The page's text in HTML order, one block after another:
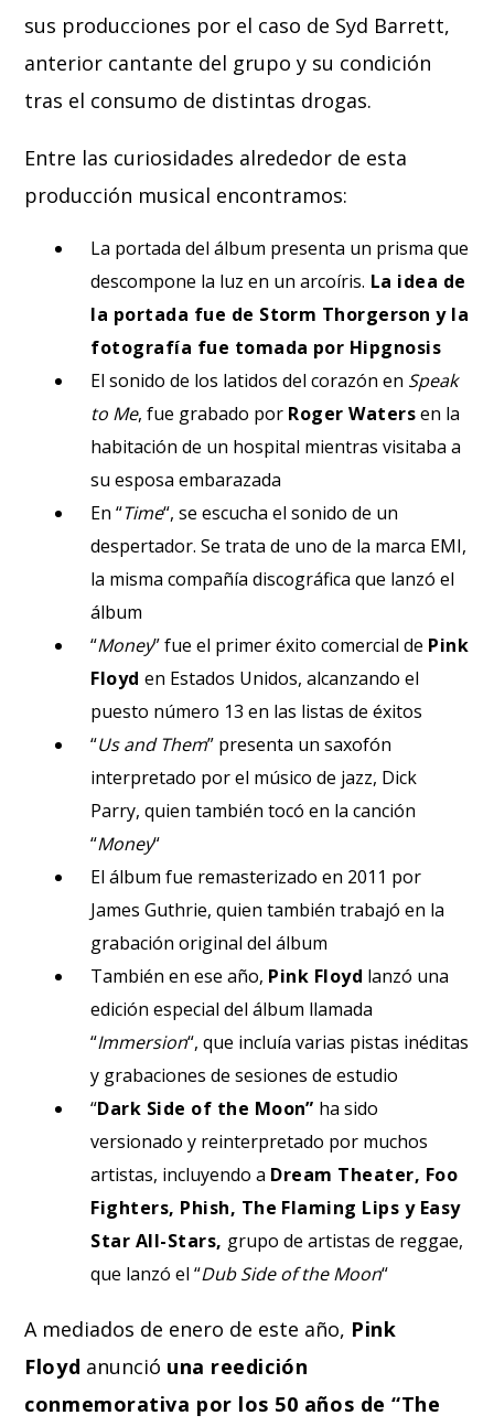
sus producciones por el caso de Syd Barrett,
anterior cantante del grupo y su condición
tras el consumo de distintas drogas.
Entre las curiosidades alrededor de esta
producción musical encontramos:
La portada del álbum presenta un prisma que
descompone la luz en un arcoíris. La idea de
la portada fue de Storm Thorgerson y la
fotografía fue tomada por Hipgnosis
El sonido de los latidos del corazón en Speak
to Me, fue grabado por Roger Watersen la
habitación de un hospital mientras visitaba a
su esposa embarazada
En “Time“, se escucha el sonido de un
despertador. Se trata de uno de la marca EMI,
la misma compañía discográfica que lanzó el
álbum
“Money” fue el primer éxito comercial de Pink
Floyden Estados Unidos, alcanzando el
puesto número 13 en las listas de éxitos
“Us and Them” presenta un saxofón
interpretado por el músico de jazz, Dick
Parry, quien también tocó en la canción
“Money“
El álbum fue remasterizado en 2011 por
James Guthrie, quien también trabajó en la
grabación original del álbum
También en ese año, Pink Floyd lanzó una
edición especial del álbum llamada
“Immersion“, que incluía varias pistas inéditas
y grabaciones de sesiones de estudio
“Dark Side of the Moon” ha sido
versionado y reinterpretado por muchos
artistas, incluyendo a Dream Theater, Foo
Fighters, Phish, The Flaming Lips y Easy
Star All-Stars, grupo de artistas de reggae,
que lanzó el “Dub Side of the Moon“
A mediados de enero de este año, Pink
Floyd anunció una reedición
conmemorativa por los 50 años de “The